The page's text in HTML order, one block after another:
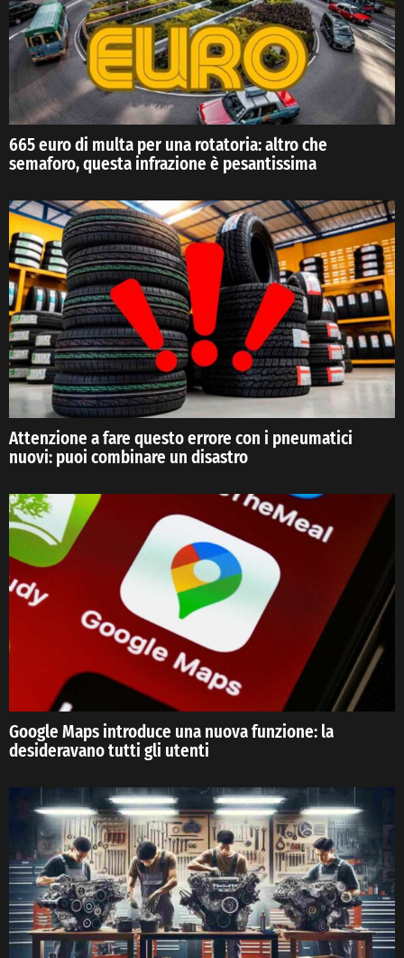
665 euro di multa per una rotatoria: altro che
semaforo, questa infrazione è pesantissima
Attenzione a fare questo errore con i pneumatici
nuovi: puoi combinare un disastro
Google Maps introduce una nuova funzione: la
desideravano tutti gli utenti